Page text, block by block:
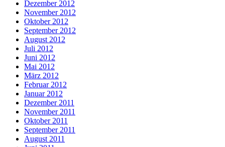
Dezember 2012
November 2012
Oktober 2012
September 2012
August 2012
Juli 2012
Juni 2012
Mai 2012
März 2012
Februar 2012
Januar 2012
Dezember 2011
November 2011
Oktober 2011
September 2011
August 2011